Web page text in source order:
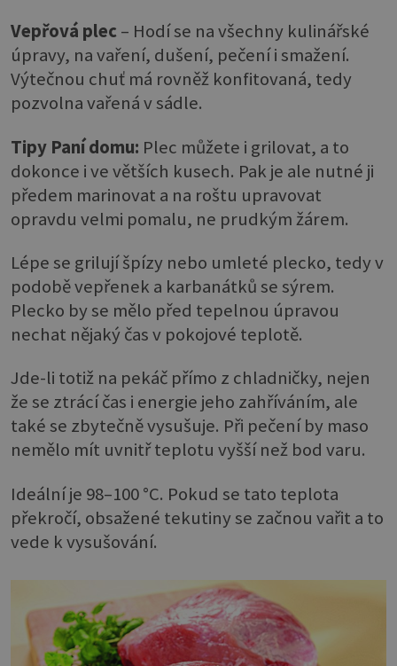
Vepřová plec– Hodí se na všechny kulinářské
úpravy, na vaření, dušení, pečení i smažení.
Výtečnou chuť má rovněž konfitovaná, tedy
pozvolna vařená v sádle.
Tipy Paní domu: Plec můžete i grilovat, a to
dokonce i ve větších kusech. Pak je ale nutné ji
předem marinovat a na roštu upravovat
opravdu velmi pomalu, ne prudkým žárem.
Lépe se grilují špízy nebo umleté plecko, tedy v
podobě vepřenek a karbanátků se sýrem.
Plecko by se mělo před tepelnou úpravou
nechat nějaký čas v pokojové teplotě.
Jde-li totiž na pekáč přímo z chladničky, nejen
že se ztrácí čas i energie jeho zahříváním, ale
také se zbytečně vysušuje. Při pečení by maso
nemělo mít uvnitř teplotu vyšší než bod varu.
Ideální je 98–100 °C. Pokud se tato teplota
překročí, obsažené tekutiny se začnou vařit a to
vede k vysušování.